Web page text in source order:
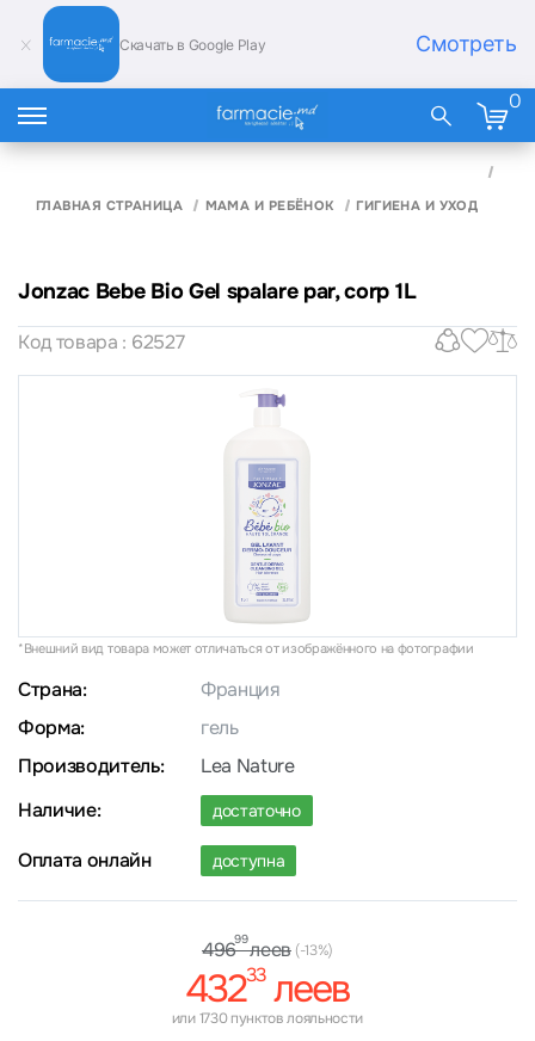
Скачать в Google Play Смотреть
0
ГЛАВНАЯ СТРАНИЦА МАМА И РЕБЁНОК ГИГИЕНА И УХОД
Jonzac Bebe Bio Gel spalare par, corp 1L
Код товара : 62527
*Внешний вид товара может отличаться от изображённого на фотографии
Страна:
Франция
Форма:
гель
Производитель:
Lea Nature
Наличие:
достаточно
Оплата онлайн доступна
49699леев (-13%)
43233 леев
или 1730 пунктов лояльности